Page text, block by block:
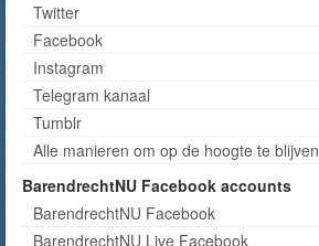
Twitter
Facebook
Instagram
Telegram kanaal
Tumblr
Alle manieren om op de hoogte te blijven
BarendrechtNU Facebook accounts
BarendrechtNU Facebook
BarendrechtNU Live Facebook